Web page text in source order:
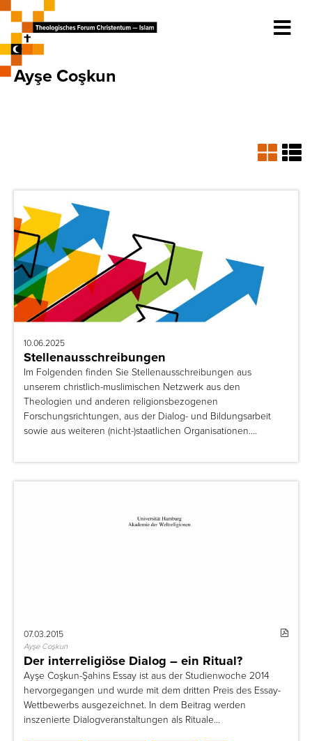
Ayşe Coşkun
10.06.2025
Stellenausschreibungen
Im Folgenden finden Sie Stellenausschreibungen aus
unserem christlich-muslimischen Netzwerk aus den
Theologien und anderen religionsbezogenen
Forschungsrichtungen, aus der Dialog- und Bildungsarbeit
sowie aus weiteren (nicht-)staatlichen Organisationen.…
07.03.2015
Ayşe Coşkun
Der interreligiöse Dialog – ein Ritual?
Ayşe Coşkun-Şahins Essay ist aus der Studienwoche 2014
hervorgegangen und wurde mit dem dritten Preis des Essay-
Wettbewerbs ausgezeichnet. In dem Beitrag werden
inszenierte Dialogveranstaltungen als Rituale…